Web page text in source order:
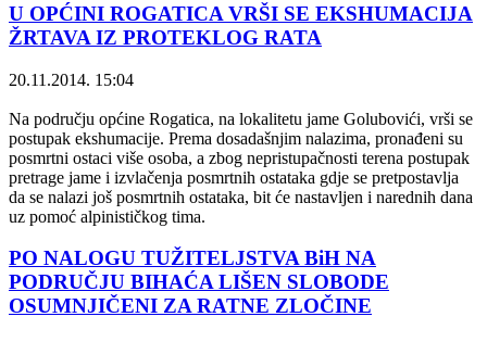
U OPĆINI ROGATICA VRŠI SE EKSHUMACIJA
ŽRTAVA IZ PROTEKLOG RATA
20.11.2014. 15:04
Na području općine Rogatica, na lokalitetu jame Golubovići, vrši se
postupak ekshumacije. Prema dosadašnjim nalazima, pronađeni su
posmrtni ostaci više osoba, a zbog nepristupačnosti terena postupak
pretrage jame i izvlačenja posmrtnih ostataka gdje se pretpostavlja
da se nalazi još posmrtnih ostataka, bit će nastavljen i narednih dana
uz pomoć alpinističkog tima.
PO NALOGU TUŽITELJSTVA BiH NA
PODRUČJU BIHAĆA LIŠEN SLOBODE
OSUMNJIČENI ZA RATNE ZLOČINE